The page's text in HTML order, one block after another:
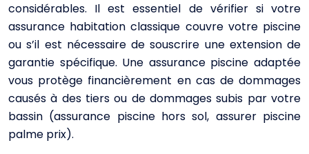
considérables. Il est essentiel de vérifier si votre
assurance habitation classique couvre votre piscine
ou s’il est nécessaire de souscrire une extension de
garantie spécifique. Une assurance piscine adaptée
vous protège financièrement en cas de dommages
causés à des tiers ou de dommages subis par votre
bassin (assurance piscine hors sol, assurer piscine
palme prix).